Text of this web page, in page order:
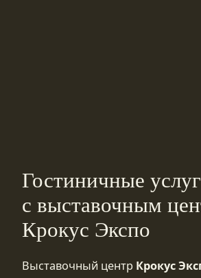
Гостиничные
с выставочным
Крокус Экспо
Выставочный центр Крокус